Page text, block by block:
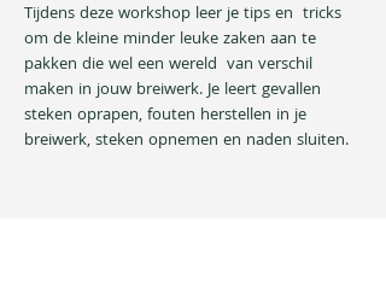
Tijdens deze workshop leer je tips en  tricks
om de kleine minder leuke zaken aan te
pakken die wel een wereld  van verschil
maken in jouw breiwerk. Je leert gevallen
steken oprapen, fouten herstellen in je
breiwerk, steken opnemen en naden sluiten.